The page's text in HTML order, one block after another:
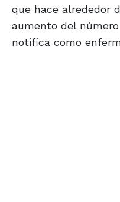
que hace alrededor
aumento del
notifica como